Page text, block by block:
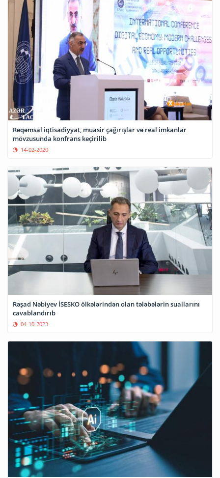
Rəqəmsal iqtisadiyyat, müasir çağırışlar və real imkanlar
mövzusunda konfrans keçirilib
14-02-2020
Rəşad Nəbiyev İSESKO ölkələrindən olan tələbələrin suallarını
cavablandırıb
04-10-2023